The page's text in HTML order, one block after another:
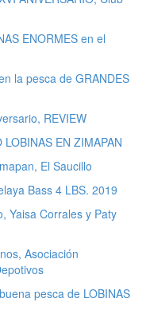
ENORMES en el
la pesca de GRANDES
REVIEW
EN ZIMAPAN
El Saucillo
Bass 4 LBS. 2019
Yaisa Corrales y Paty
Asociación
pesca de LOBINAS